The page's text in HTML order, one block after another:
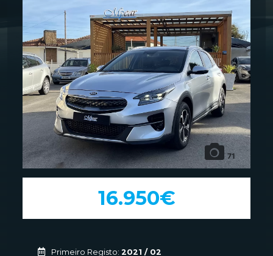
71
16.950€
Primeiro Registo:2021 / 02